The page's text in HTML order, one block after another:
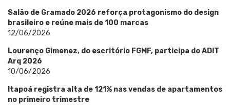
Salão de Gramado 2026 reforça protagonismo do design
brasileiro e reúne mais de 100 marcas
12/06/2026
Lourenço Gimenez, do escritório FGMF, participa do ADIT
Arq 2026
10/06/2026
Itapoá registra alta de 121% nas vendas de apartamentos
no primeiro trimestre